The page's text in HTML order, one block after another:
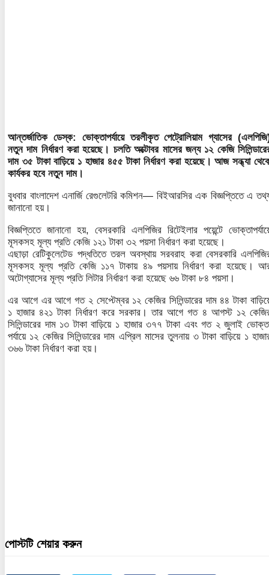
আন্তর্জাতিক ডেস্ক: ভোক্তাপর্যায়ে তরলীকৃত পেট্রোলিয়াম গ্যাসের
নতুন দাম নির্ধারণ করা হয়েছে। চলতি অক্টোবর মাসের জন্য ১২ কেজি
দাম ৩৫ টাকা বাড়িয়ে ১ হাজার ৪৫৫ টাকা নির্ধারণ করা হয়েছে। আজ সন্ধ্যা
কার্যকর হবে নতুন দাম।
বুধবার বাংলাদেশ এনার্জি রেগুলেটরি কমিশন— বিইআরসির এক বিজ্ঞপ্তিতে এ
জানানো হয়।
বিজ্ঞপ্তিতে জানানো হয়, বেসরকারি এলপিজির রিটেইলার পয়েন্টে
মূসকসহ মূল্য প্রতি কেজি ১২১ টাকা ৩২ পয়সা নির্ধারণ করা হয়েছে।
এছাড়া রেটিকুলেটেড পদ্ধতিতে তরল অবস্থায় সরবরাহ করা বেসরকারি
মূসকসহ মূল্য প্রতি কেজি ১১৭ টাকায় ৪৯ পয়সায় নির্ধারণ করা হয়েছে।
অটোগ্যাসের মূল্য প্রতি লিটার নির্ধারণ করা হয়েছে ৬৬ টাকা ৮৪ পয়সা।
এর আগে এর আগে গত ২ সেপ্টেম্বর ১২ কেজির সিলিন্ডারের দাম ৪৪ টাকা
১ হাজার ৪২১ টাকা নির্ধারণ করে সরকার। তার আগে গত ৪ আগস্ট ১২
সিলিন্ডারের দাম ১৩ টাকা বাড়িয়ে ১ হাজার ৩৭৭ টাকা এবং গত ২ জুলাই
পর্যায়ে ১২ কেজির সিলিন্ডারের দাম এপ্রিল মাসের তুলনায় ৩ টাকা বাড়িয়ে ১
৩৬৬ টাকা নির্ধারণ করা হয়।
পোস্টটি শেয়ার করুন